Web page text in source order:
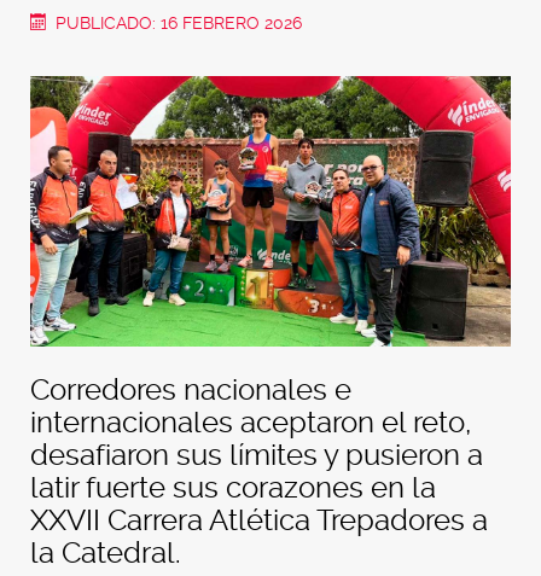
PUBLICADO: 16 FEBRERO 2026
Corredores nacionales e
internacionales aceptaron el reto,
desafiaron sus límites y pusieron a
latir fuerte sus corazones en la
XXVII Carrera Atlética Trepadores a
la Catedral.